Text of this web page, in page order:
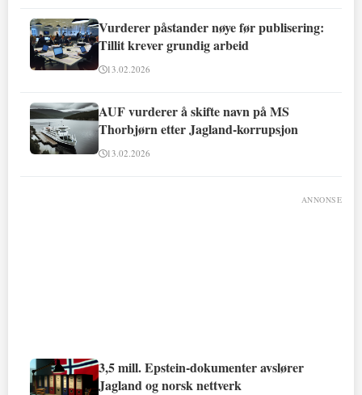
Vurderer påstander nøye før publisering:
Tillit krever grundig arbeid
13.02.2026
AUF vurderer å skifte navn på MS
Thorbjørn etter Jagland-korrupsjon
13.02.2026
ANNONSE
3,5 mill. Epstein-dokumenter avslører
Jagland og norsk nettverk